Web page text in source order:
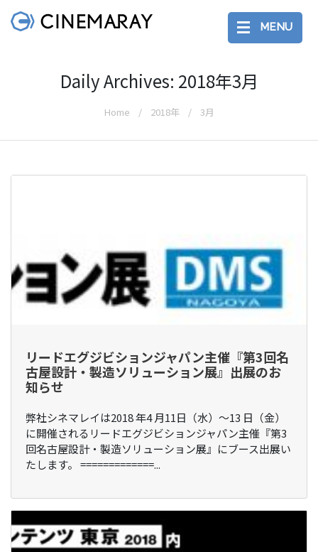
MENU
Daily Archives: 2018年3月
Home 2018年 3月
リードエグジビションジャパン主催『第3回名
古屋設計・製造ソリューション展』出展のお
知らせ
弊社シネマレイは2018 年4 ⽉11⽇（⽔）〜13 ⽇（⾦）
に開催されるリードエグジビションジャパン主催『第3
回名古屋設計・製造ソリューション展』にブース出展い
たします。 =============...